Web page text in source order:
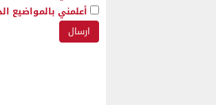
أعلمني بالمواضيع